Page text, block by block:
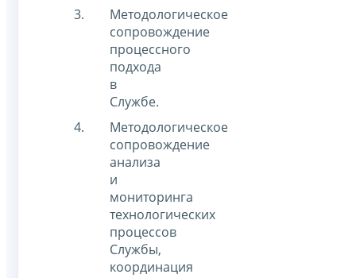
Методологическое
сопровождение
процессного
подхода
в
Службе.
Методологическое
сопровождение
анализа
и
мониторинга
технологических
процессов
Службы,
координация